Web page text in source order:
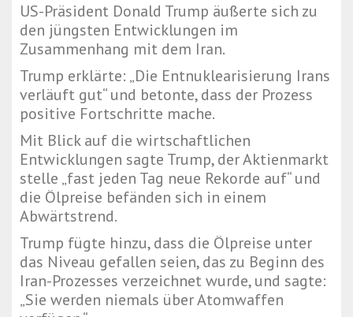
US-Präsident Donald Trump äußerte sich zu
den jüngsten Entwicklungen im
Zusammenhang mit dem Iran.
Trump erklärte: „Die Entnuklearisierung Irans
verläuft gut“ und betonte, dass der Prozess
positive Fortschritte mache.
Mit Blick auf die wirtschaftlichen
Entwicklungen sagte Trump, der Aktienmarkt
stelle „fast jeden Tag neue Rekorde auf“ und
die Ölpreise befänden sich in einem
Abwärtstrend.
Trump fügte hinzu, dass die Ölpreise unter
das Niveau gefallen seien, das zu Beginn des
Iran-Prozesses verzeichnet wurde, und sagte:
„Sie werden niemals über Atomwaffen